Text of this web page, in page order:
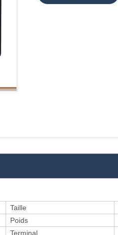
Taille
Poids
Terminal